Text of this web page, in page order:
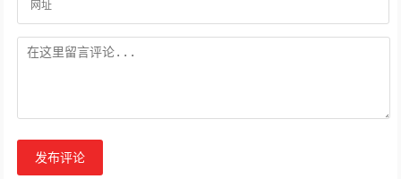
发布评论